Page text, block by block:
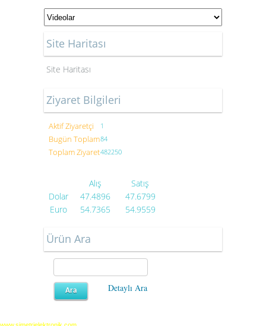
Site Haritası
Site Haritası
Ziyaret Bilgileri
Aktif Ziyaretçi 1
Bugün Toplam84
Toplam Ziyaret482250
Alış
Satış
Dolar
47.4896
47.6799
Euro
54.7365 54.9559
Ürün Ara
Detaylı Ara